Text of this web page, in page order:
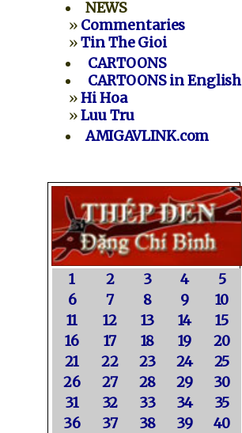
NEWS
» Commentaries
»Tin The Gioi
CARTOONS
CARTOONS in English
»Hi Hoa
»Luu Tru
AMIGAVLINK.com
1 2 3 4
5
6
7 8 9
10
11
12 13 14
15
16
17 18 19
20
21
22 23 24
25
26
27 28 29
30
31
32 33 34
35
36
37 38 39
40